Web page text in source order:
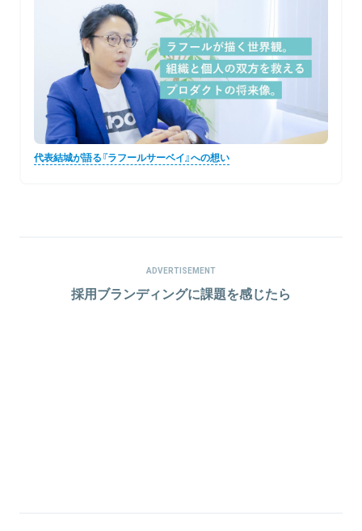
代表結城が語る『ラフールサーベイ』への想い
ADVERTISEMENT
採用ブランディングに課題を感じたら